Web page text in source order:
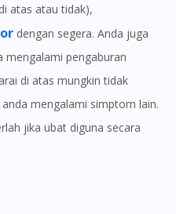
atas atau tidak),
dengan segera. Anda juga
pengaburan
di atas mungkin tidak
mengalami simptom lain.
jika ubat diguna secara